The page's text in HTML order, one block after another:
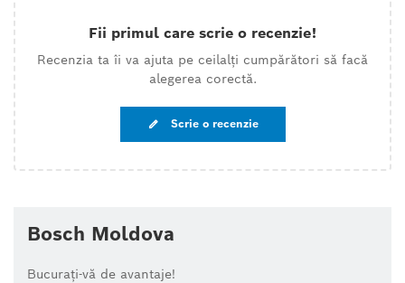
Fii primul care scrie o recenzie!
Recenzia ta îi va ajuta pe ceilalți cumpărători să facă
alegerea corectă.
Scrie o recenzie
Bosch Moldova
Bucurați-vă de avantaje!